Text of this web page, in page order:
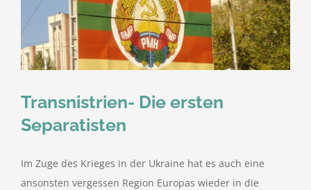
Transnistrien- Die ersten
Separatisten
Im Zuge des Krieges in der Ukraine hat es auch eine
ansonsten vergessen Region Europas wieder in die